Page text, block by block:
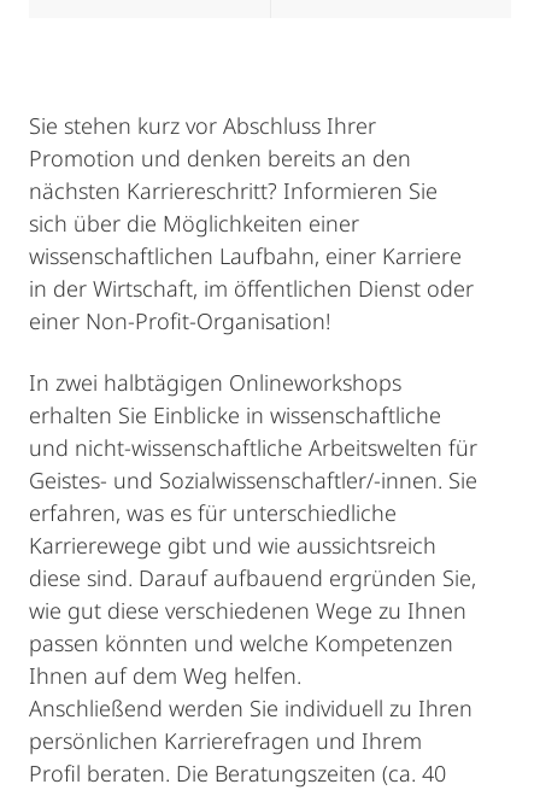
Sie stehen kurz vor Abschluss Ihrer
Promotion und denken bereits an den
nächsten Karriereschritt? Informieren Sie
sich über die Möglichkeiten einer
wissenschaftlichen Laufbahn, einer Karriere
in der Wirtschaft, im öffentlichen Dienst oder
einer Non-Profit-Organisation!
In zwei halbtägigen Onlineworkshops
erhalten Sie Einblicke in wissenschaftliche
und nicht-wissenschaftliche Arbeitswelten für
Geistes- und Sozialwissenschaftler/-innen. Sie
erfahren, was es für unterschiedliche
Karrierewege gibt und wie aussichtsreich
diese sind. Darauf aufbauend ergründen Sie,
wie gut diese verschiedenen Wege zu Ihnen
passen könnten und welche Kompetenzen
Ihnen auf dem Weg helfen.
Anschließend werden Sie individuell zu Ihren
persönlichen Karrierefragen und Ihrem
Profil beraten. Die Beratungszeiten (ca. 40